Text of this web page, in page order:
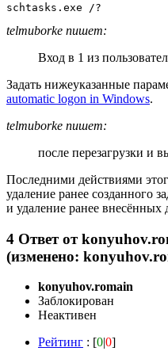
schtasks.exe /?
telmuborke пишет:
Вход в 1 из
Задать нижеуказанные
automatic logon in Windows.
telmuborke пишет:
после перезагрузки и
Последними действиями
удаление ранее созданного
и удаление ранее внесённых
4 Ответ от
(изменено:
konyuhov.romain
Заблокирован
Неактивен
Рейтинг : [0|0]